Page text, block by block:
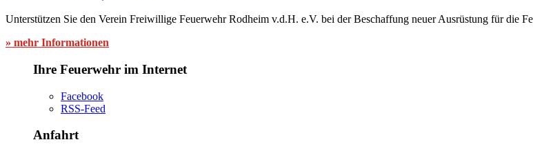
Unterstützen Sie den Verein Freiwillige Feuerwehr Rodheim v.d.H. e.V. bei der Beschaffung neuer Ausrüstung für die
» mehr Informationen
Ihre Feuerwehr im Internet
Facebook
RSS-Feed
Anfahrt